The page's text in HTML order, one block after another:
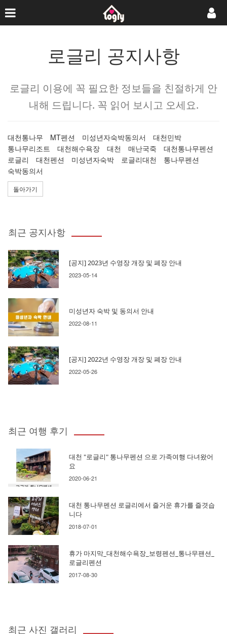
로글리 공지사항
로글리 이용에 꼭 필요한 정보들을 친절하게 안
내해 드립니다. 꼭 읽어 보시고 오세요.
대천통나무 MT펜션 미성년자숙박동의서
대천민박
통나무리조트
대천해수욕장 대천 매난국죽
대천통나무펜션
로글리
대천펜션 미성년자숙박 로글리대천
통나무펜션
숙박동의서
돌아가기
최근 공지사항
[공지] 2023년 수영장 개장 및 폐장 안내
2023-05-14
미성년자 숙박 및 동의서 안내
2022-08-11
[공지] 2022년 수영장 개장 및 폐장 안내
2022-05-26
최근 여행 후기
대천 "로글리" 통나무펜션 으로 가족여행 다녀왔어
요
2020-06-21
대천 통나무펜션 로글리에서 즐거운 휴가를 즐겻습
니다
2018-07-01
휴가 마지막_대천해수욕장_보령펜션_통나무팬션_
로글리펜션
2017-08-30
최근 사진 갤러리